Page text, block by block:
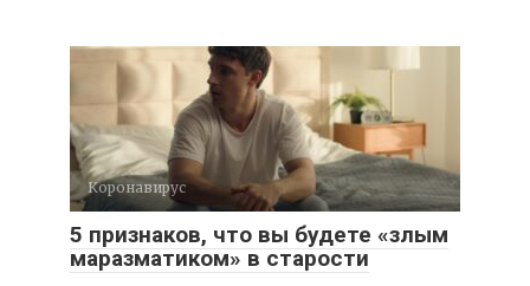
Коронавирус
5 признаков, что вы будете «злым
маразматиком» в старости